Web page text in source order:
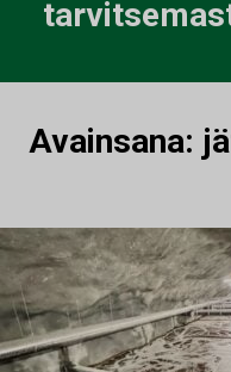
Avainsana: